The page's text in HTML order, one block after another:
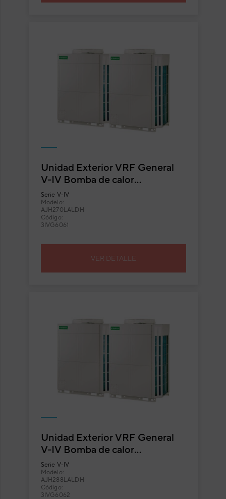
Unidad Exterior VRF General
V-IV Bomba de calor
AJH270LALDH
Serie V-IV
Modelo:
AJH270LALDH
Código:
3IVG6061
VER DETALLE
Unidad Exterior VRF General
V-IV Bomba de calor
AJH288LALDH
Serie V-IV
Modelo:
AJH288LALDH
Código:
3IVG6062